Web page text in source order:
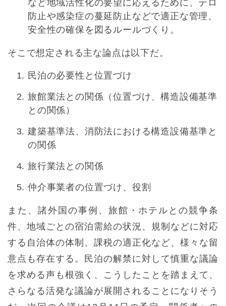
など地域活性化の要望に応えるために、テロ
防止や感染症の蔓延防止などで適正な管理、
安全性の確保を図るルールづくり。
そこで想定される主な論点は以下だ。
民泊の必要性と位置づけ
旅館業法との関係（位置づけ、構造設備基準
との関係）
建築基準法、消防法における構造設備基準と
の関係
旅行業法との関係
仲介事業者の位置づけ、役割
また、諸外国の事例、旅館・ホテルとの競争条
件、地域ごとの宿泊需給の状況、規制などに対応
する自治体の体制、課税の適正化など、様々な留
意点も存在する。民泊の解禁に対して慎重な議論
を求める声も根強く、こうしたことを踏まえて、
さらなる活発な議論が展開されることになりそう